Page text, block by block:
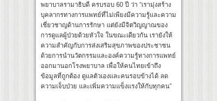
พยาบาลรามาธิบดี ครบรอบ 60 ปี ว่า “เรามุ่งสร้าง
บุคลากรทางการแพทย์ที่ไม่เพียงมีความรู้และความ
เชี่ยวชาญด้านการรักษา แต่ยังมีจิตวิญญาณของ
การดูแลผู้ป่วยด้วยหัวใจ ในขณะเดียวกัน เรายังให้
ความสำคัญกับการส่งเสริมสุขภาพของประชาชน
ด้วยการนำนวัตกรรมและองค์ความรู้ทางการแพทย์
ออกมานอกโรงพยาบาล เพื่อให้คนไทยเข้าถึง
ข้อมูลที่ถูกต้อง ดูแลตัวเองและคนรอบข้างได้ ลด
ความเจ็บป่วย และเพิ่มความแข็งแรงให้กับทุกคน”